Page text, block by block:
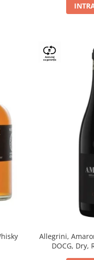
Allegrini,
DOCG, Dry,